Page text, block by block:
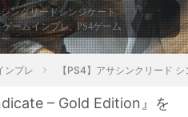
ンクリードシンジケート
ゲームインプレ PS4ゲーム
ンプレ 【PS4】アサシンクリード
– Gold Edition』を